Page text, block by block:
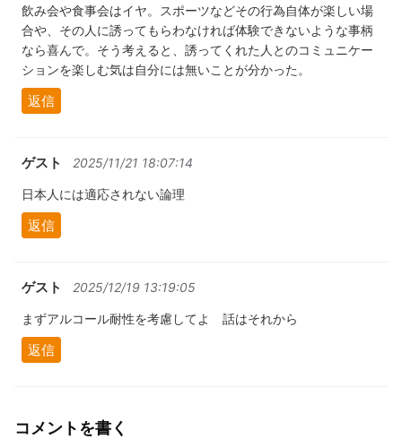
飲み会や食事会はイヤ。スポーツなどその行為自体が楽しい場
合や、その人に誘ってもらわなければ体験できないような事柄
なら喜んで。そう考えると、誘ってくれた人とのコミュニケー
ションを楽しむ気は自分には無いことが分かった。
返信
ゲスト 2025/11/21 18:07:14
日本人には適応されない論理
返信
ゲスト 2025/12/19 13:19:05
まずアルコール耐性を考慮してよ 話はそれから
返信
コメントを書く